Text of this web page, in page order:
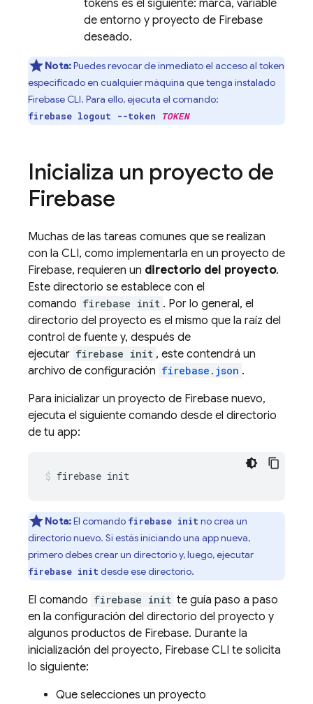
tokens es el siguiente: marca, variable
de entorno y proyecto de Firebase
deseado.
Nota:Puedes revocar de inmediato el acceso al token
especificado en cualquier máquina que tenga instalado
Firebase CLI. Para ello, ejecuta el comando:
firebase logout --token TOKEN
Inicializa un proyecto de
Firebase
Muchas de las tareas comunes que se realizan
con la CLI, como implementarla en un proyecto de
Firebase, requieren un directorio del proyecto.
Este directorio se establece con el
comando firebase init . Por lo general, el
directorio del proyecto es el mismo que la raíz del
control de fuente y, después de
ejecutar firebase init , este contendrá un
archivo de configuración firebase.json .
Para inicializar un proyecto de Firebase nuevo,
ejecuta el siguiente comando desde el directorio
de tu app:
firebase init
Nota:El comando firebase init no crea un
directorio nuevo. Si estás iniciando una app nueva,
primero debes crear un directorio y, luego, ejecutar
firebase init desde ese directorio.
El comando firebase init te guía paso a paso
en la configuración del directorio del proyecto y
algunos productos de Firebase. Durante la
inicialización del proyecto, Firebase CLI te solicita
lo siguiente:
Que selecciones un proyecto